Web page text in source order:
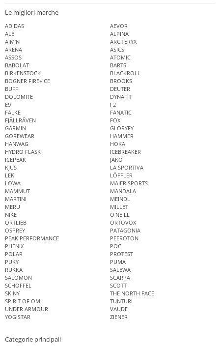
Le migliori marche
ADIDAS
AEVOR
ALÉ
ALPINA
AIM'N
ARC'TERYX
ARENA
ASICS
ASSOS
ATOMIC
BABOLAT
BARTS
BIRKENSTOCK
BLACKROLL
BOGNER FIRE+ICE
BROOKS
BUFF
DEUTER
DOLOMITE
DYNAFIT
E9
F2
FALKE
FANATIC
FJÄLLRÄVEN
FOX
GARMIN
GLORYFY
GOREWEAR
HAMMER
HANWAG
HOKA
HYDRO FLASK
ICEBREAKER
ICEPEAK
JAKO
KJUS
LA SPORTIVA
LEKI
LÖFFLER
LOWA
MAIER SPORTS
MAMMUT
MANDALA
MARTINI
MEINDL
MERU
MILLET
NIKE
O'NEILL
ORTLIEB
ORTOVOX
OSPREY
PATAGONIA
PEAK PERFORMANCE
PEEROTON
PHENIX
POC
POLAR
PROTEST
PUKY
PUMA
RUKKA
SALEWA
SALOMON
SCARPA
SCHÖFFEL
SCOTT
SKINY
THE NORTH FACE
SPIRIT OF OM
TUNTURI
UNDER ARMOUR
VAUDE
YOGISTAR
ZIENER
Categorie principali